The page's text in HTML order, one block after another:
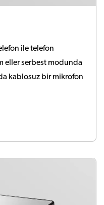
ile telefon
eller serbest modunda
kablosuz bir mikrofon